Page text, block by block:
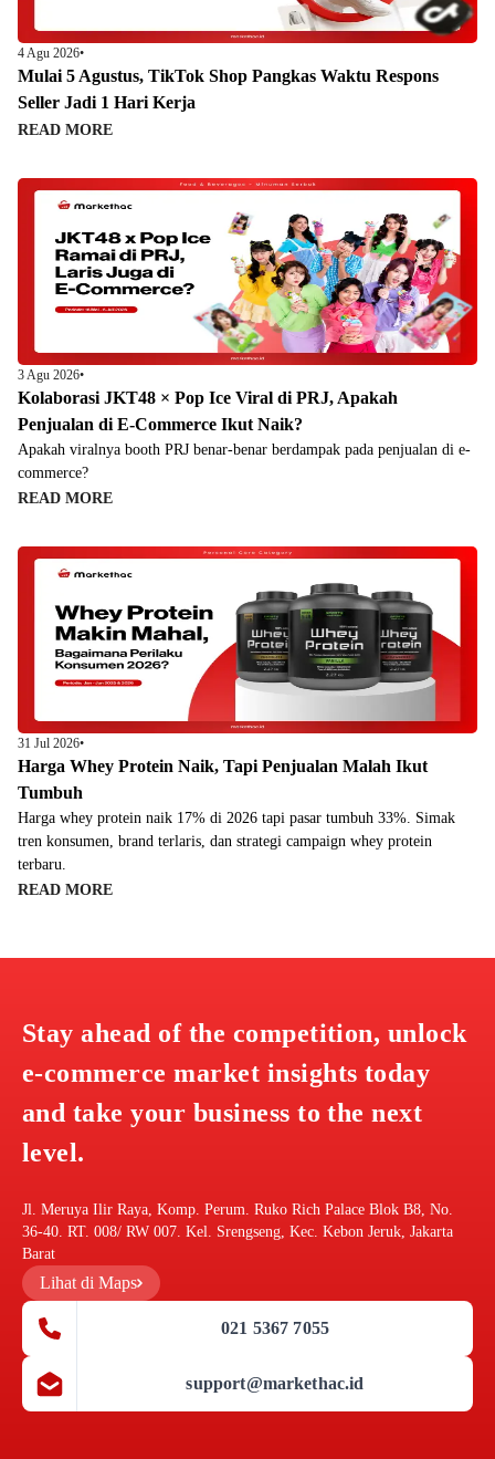
4 Agu 2026•
Mulai 5 Agustus, TikTok Shop Pangkas Waktu Respons
Seller Jadi 1 Hari Kerja
READ MORE
3 Agu 2026•
Kolaborasi JKT48 × Pop Ice Viral di PRJ, Apakah
Penjualan di E-Commerce Ikut Naik?
Apakah viralnya booth PRJ benar-benar berdampak pada penjualan di e-
commerce?
READ MORE
31 Jul 2026•
Harga Whey Protein Naik, Tapi Penjualan Malah Ikut
Tumbuh
Harga whey protein naik 17% di 2026 tapi pasar tumbuh 33%. Simak
tren konsumen, brand terlaris, dan strategi campaign whey protein
terbaru.
READ MORE
Stay ahead of the competition, unlock
e-commerce market insights today
and take your business to the next
level.
Jl. Meruya Ilir Raya, Komp. Perum. Ruko Rich Palace Blok B8, No.
36-40. RT. 008/ RW 007. Kel. Srengseng, Kec. Kebon Jeruk, Jakarta
Barat
Lihat di Maps
021 5367 7055
support@markethac.id